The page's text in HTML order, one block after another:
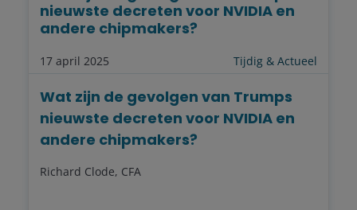
17 april 2025 Tijdig & Actueel
nieuwste decreten voor NVIDIA en
andere chipmakers?
Wat zijn de gevolgen van Trumps
nieuwste decreten voor NVIDIA en
andere chipmakers?
Richard Clode, CFA